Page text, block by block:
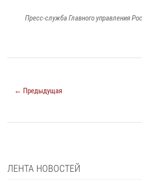
Пресс-служба Главного управления
← Предыдущая
ЛЕНТА НОВОСТЕЙ